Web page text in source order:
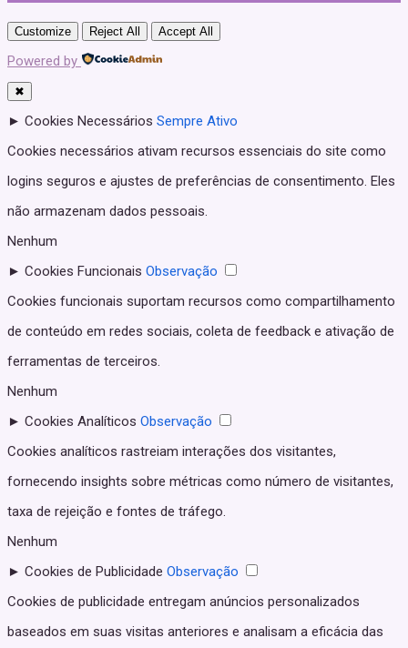
Customize Reject All Accept All
Powered by
✖
► Cookies Necessários Sempre Ativo
Cookies necessários ativam recursos essenciais do site como
logins seguros e ajustes de preferências de consentimento. Eles
não armazenam dados pessoais.
Nenhum
► Cookies Funcionais Observação
Cookies funcionais suportam recursos como compartilhamento
de conteúdo em redes sociais, coleta de feedback e ativação de
ferramentas de terceiros.
Nenhum
► Cookies Analíticos Observação
Cookies analíticos rastreiam interações dos visitantes,
fornecendo insights sobre métricas como número de visitantes,
taxa de rejeição e fontes de tráfego.
Nenhum
► Cookies de Publicidade Observação
Cookies de publicidade entregam anúncios personalizados
baseados em suas visitas anteriores e analisam a eficácia das